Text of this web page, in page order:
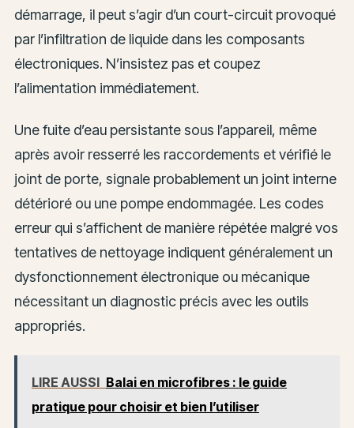
démarrage, il peut s’agir d’un court-circuit provoqué
par l’infiltration de liquide dans les composants
électroniques. N’insistez pas et coupez
l’alimentation immédiatement.
Une fuite d’eau persistante sous l’appareil, même
après avoir resserré les raccordements et vérifié le
joint de porte, signale probablement un joint interne
détérioré ou une pompe endommagée. Les codes
erreur qui s’affichent de manière répétée malgré vos
tentatives de nettoyage indiquent généralement un
dysfonctionnement électronique ou mécanique
nécessitant un diagnostic précis avec les outils
appropriés.
LIRE AUSSI Balai en microfibres : le guide
pratique pour choisir et bien l’utiliser